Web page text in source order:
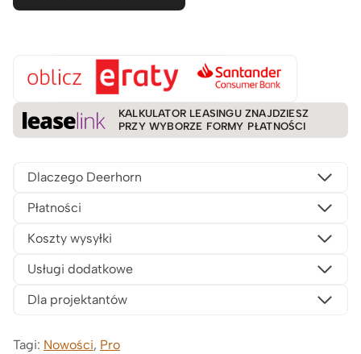
KALKULATOR LEASINGU ZNAJDZIESZ
PRZY WYBORZE FORMY PŁATNOŚCI
Dlaczego Deerhorn
Płatności
Koszty wysyłki
Usługi dodatkowe
Dla projektantów
Tagi: Nowości, Pro